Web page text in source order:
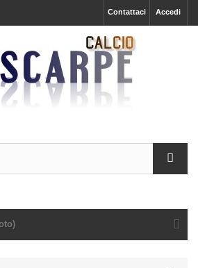
Accedi
Contattaci